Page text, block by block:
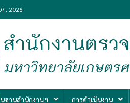
2026
ำนักงานตรวจสอ
ฐานสำนักงานฯ
การดำเนินงาน